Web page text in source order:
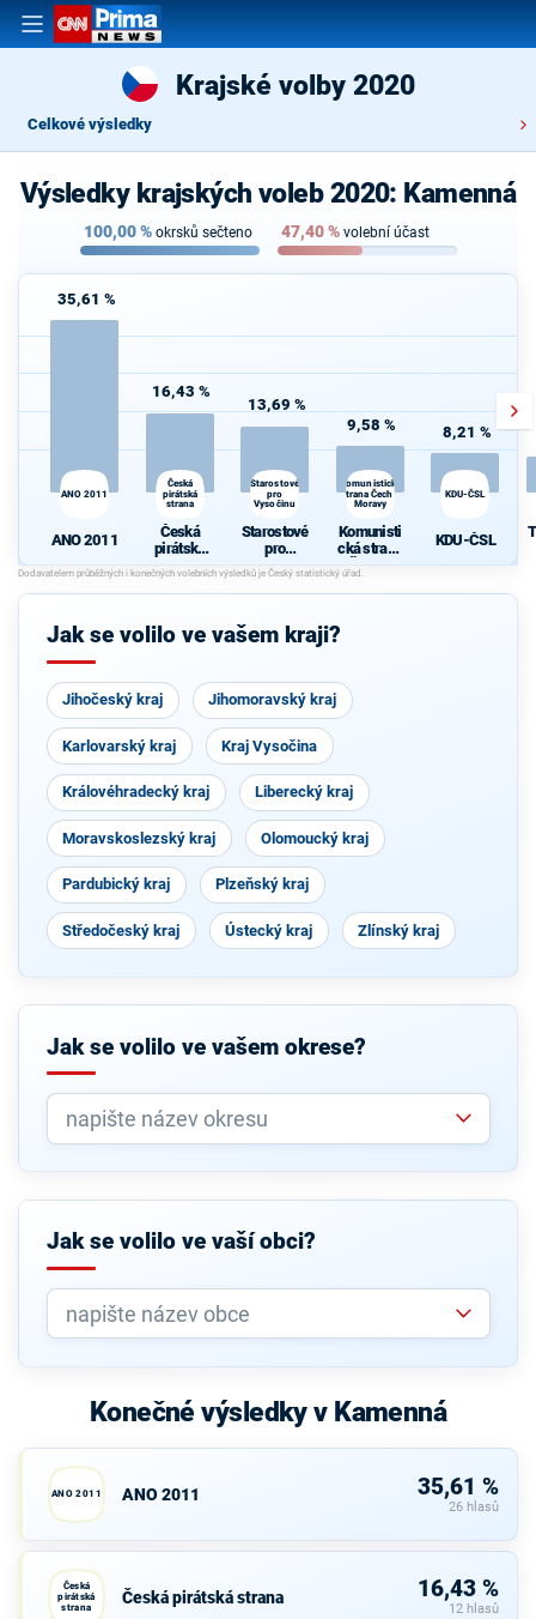
Krajské volby 2020
Celkové výsledky
Výsledky krajských voleb 2020: Kamenná
100,00% okrsků sečteno 47,40% volební účast
35,61 %
ANO 2011
ANO 2011
16,43 %
Česká
pirátská
strana
Česká
pirátská
strana
13,69 %
Starostové
pro
Vysočinu
Starostové
pro
Vysočinu
9,58 %
Komunistická
strana Čech a
Moravy
Komunisti
cká strana
Čech a
Moravy
8,21 %
KDU-ČSL
KDU-ČSL
Jak se volilo ve vašem kraji?
Jihočeský kraj Jihomoravský kraj
Karlovarský kraj Kraj Vysočina
Královéhradecký kraj Liberecký kraj
Moravskoslezský kraj Olomoucký kraj
Pardubický kraj Plzeňský kraj
Středočeský kraj Ústecký kraj Zlínský kraj
Jak se volilo ve vašem okrese?
Jak se volilo ve vaší obci?
Konečné výsledky v Kamenná
ANO 2011 ANO 2011 35,61 %
26 hlasů
Česká
pirátská
strana
Česká pirátská strana 16,43 %
12 hlasů